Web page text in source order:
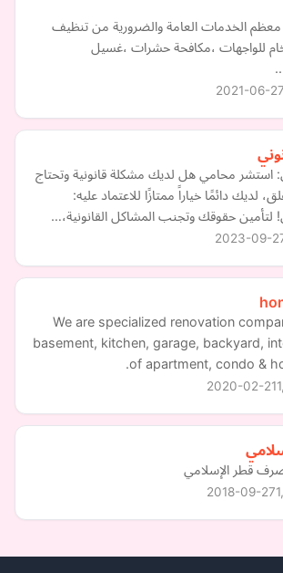
الخدمات العامة والضرورية من تنظيف
للواجهات ،مكافحة حشرات ،غسيل
2021-06-27
استشر محامي هل لديك مشكلة قانونية وتحتاج
لديك دائمًا خياراً ممتازًا للاعتماد عليه:
لتأمين حقوقك وتجنب المشاكل القانونية،…
2023-09-
We are specialized renovation
basement, kitchen, garage, backyard,
of apartment, condo &
2020-02-21
قطر الإسلامي
2018-09-27